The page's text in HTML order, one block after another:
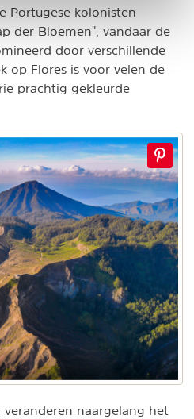
Portugese kolonisten
der Bloemen", vandaar de
door verschillende
op Flores is voor velen de
prachtig gekleurde
veranderen naargelang het